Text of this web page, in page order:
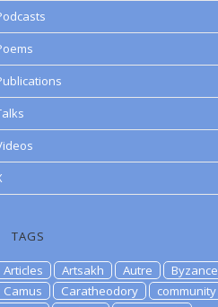
TAGS
Articles Artsakh Autre
Byzance
Camus
Caratheodory
community